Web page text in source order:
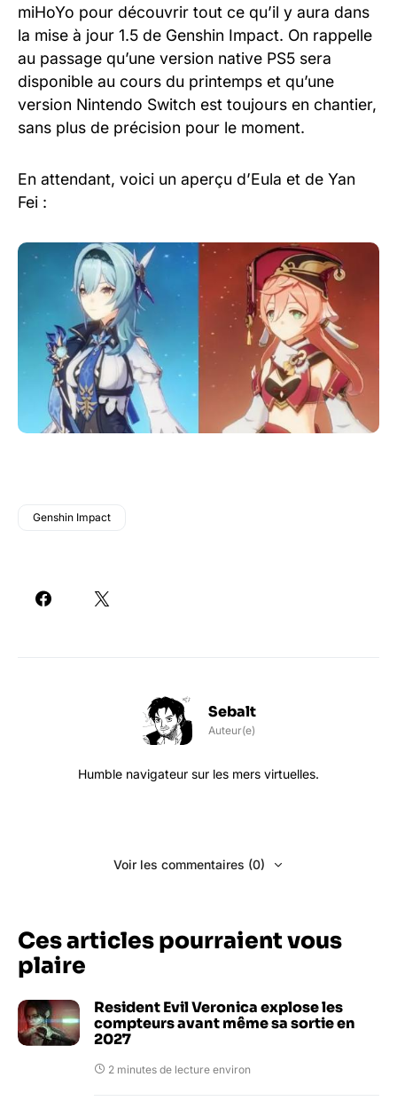
miHoYo pour découvrir tout ce qu’il y aura dans
la mise à jour 1.5 de Genshin Impact. On rappelle
au passage qu’une version native PS5 sera
disponible au cours du printemps et qu’une
version Nintendo Switch est toujours en chantier,
sans plus de précision pour le moment.
En attendant, voici un aperçu d’Eula et de Yan
Fei :
Genshin Impact
Sebalt
Auteur(e)
Humble navigateur sur les mers virtuelles.
Voir les commentaires (0)
Ces articles pourraient vous
plaire
Resident Evil Veronica explose les
compteurs avant même sa sortie en
2027
2 minutes de lecture environ